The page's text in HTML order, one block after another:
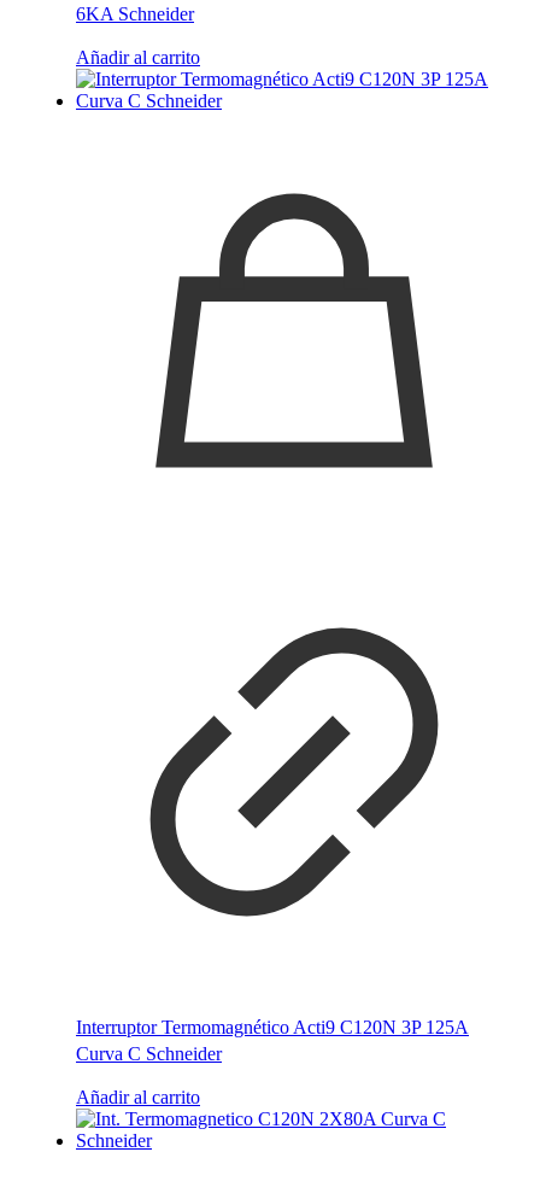
6KA Schneider
Añadir al carrito
Interruptor Termomagnético Acti9 C120N 3P 125A
Curva C Schneider
Añadir al carrito